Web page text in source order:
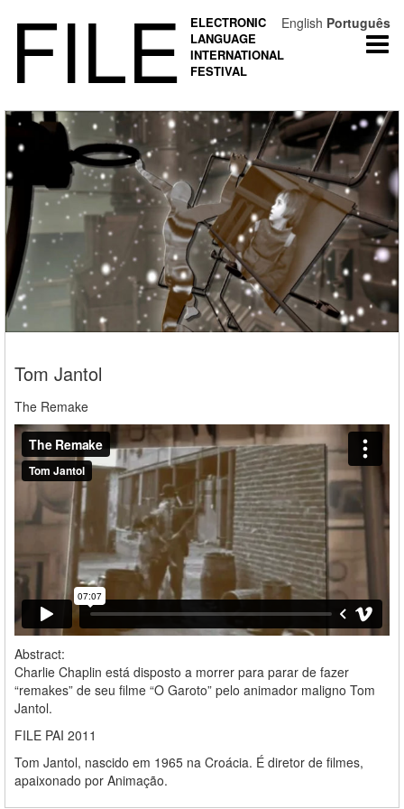
FILE
ELECTRONIC
LANGUAGE
INTERNATIONAL
FESTIVAL
Tom Jantol
The Remake
Abstract:
Charlie Chaplin está disposto a morrer para parar de fazer
“remakes” de seu filme “O Garoto” pelo animador maligno Tom
Jantol.
FILE PAI 2011
Tom Jantol, nascido em 1965 na Croácia. É diretor de filmes,
apaixonado por Animação.
English Português